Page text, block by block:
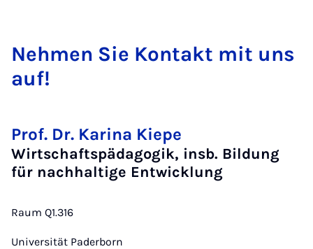
Neh­men Sie Kon­takt mit uns
auf!
Prof. Dr. Karina Kiepe
Wirtschaftspädagogik, insb. Bildung
für nachhaltige Entwicklung
Raum Q1.316
Universität Paderborn